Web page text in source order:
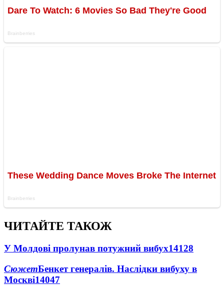
ЧИТАЙТЕ ТАКОЖ
У Молдові пролунав потужний вибух14128
СюжетБенкет генералів. Наслідки вибуху в
Москві14047